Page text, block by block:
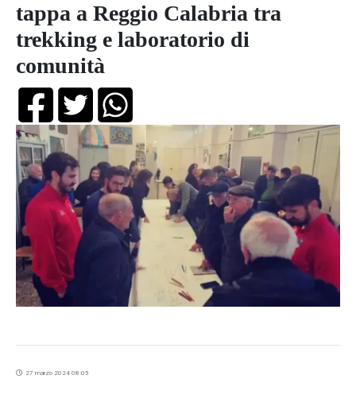
tappa a Reggio Calabria tra
trekking e laboratorio di
comunità
27 marzo 2024 08:05